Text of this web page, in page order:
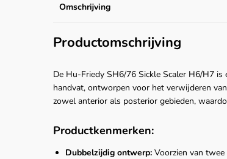
Omschrijving
Productomschrijving
De Hu-Friedy SH6/76 Sickle Scaler H6/H7
handvat, ontworpen voor het verwijderen
zowel anterior als posterior gebieden,
Productkenmerken:
Dubbelzijdig ontwerp: Voorzien van